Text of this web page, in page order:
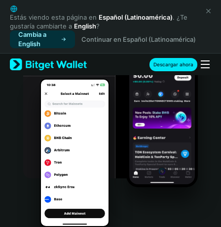
English
日本語
Tiếng Việt
Русский
Español (Latinoamérica)
Türkçe
Italiano
Português (Portugal)
Bahasa Indonesia
Português (Brasil)
Español (Argentina)
Estás viendo esta página en Español (Latinoamérica). ¿Te
gustaría cambiarte a English?
Cambia a
English
Continuar en Español (Latinoamérica)
Descargar ahora